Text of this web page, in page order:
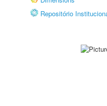
Repositório